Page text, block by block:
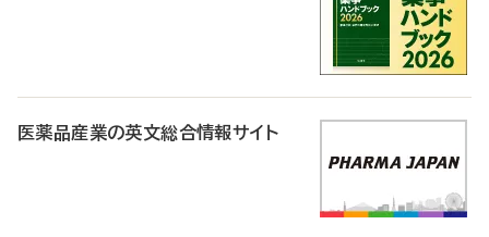
医薬品産業の英文総合情報サイト